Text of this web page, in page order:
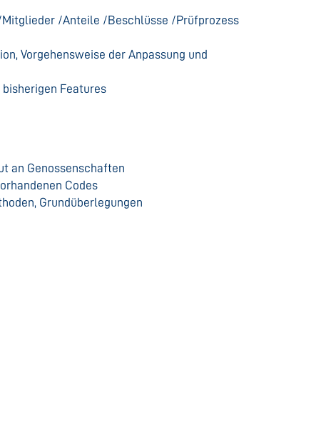
/Anteile /Beschlüsse /Prüfprozess
Vorgehensweise der Anpassung und
Features
an Genossenschaften
Codes
Grundüberlegungen